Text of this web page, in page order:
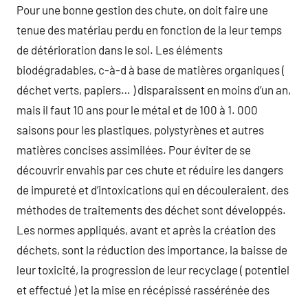
Pour une bonne gestion des chute, on doit faire une
tenue des matériau perdu en fonction de la leur temps
de détérioration dans le sol. Les éléments
biodégradables, c-à-d à base de matières organiques (
déchet verts, papiers… ) disparaissent en moins d’un an,
mais il faut 10 ans pour le métal et de 100 à 1. 000
saisons pour les plastiques, polystyrènes et autres
matières concises assimilées. Pour éviter de se
découvrir envahis par ces chute et réduire les dangers
de impureté et d’intoxications qui en découleraient, des
méthodes de traitements des déchet sont développés.
Les normes appliqués, avant et après la création des
déchets, sont la réduction des importance, la baisse de
leur toxicité, la progression de leur recyclage ( potentiel
et effectué ) et la mise en récépissé rassérénée des